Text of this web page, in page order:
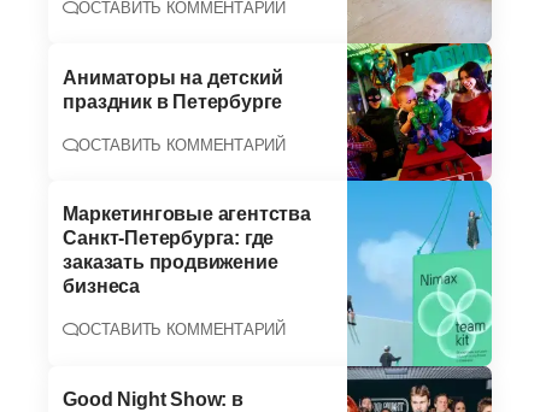
ОСТАВИТЬ КОММЕНТАРИЙ
Аниматоры на детский
праздник в Петербурге
ОСТАВИТЬ КОММЕНТАРИЙ
Маркетинговые агентства
Санкт-Петербурга: где
заказать продвижение
бизнеса
ОСТАВИТЬ КОММЕНТАРИЙ
Good Night Show: в